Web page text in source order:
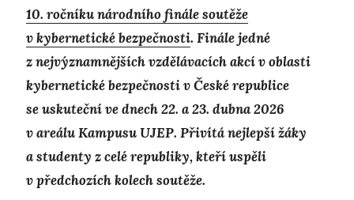
10. ročníku národního finále soutěže
v kybernetické bezpečnosti. Finále jedné
z nejvýznamnějších vzdělávacích akcí v oblasti
kybernetické bezpečnosti v České republice
se uskuteční ve dnech 22. a 23. dubna 2026
v areálu Kampusu UJEP. Přivítá nejlepší žáky
a studenty z celé republiky, kteří uspěli
v předchozích kolech soutěže.